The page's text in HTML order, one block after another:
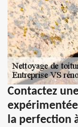
Contactez
la perfection